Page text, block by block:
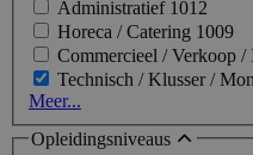
Administratief 1012
Horeca / Catering 1009
Commercieel / Verkoop /
Technisch / Klusser /
Meer...
Opleidingsniveaus